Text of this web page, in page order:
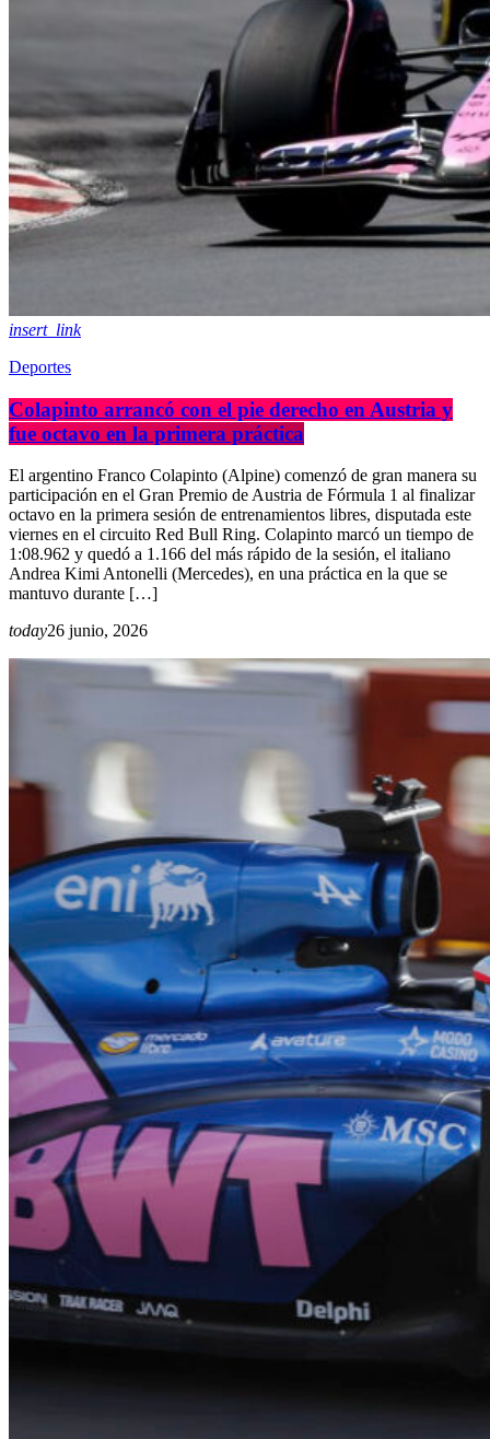
insert_link
Deportes
Colapinto arrancó con el pie derecho en Austria y
fue octavo en la primera práctica
El argentino Franco Colapinto (Alpine) comenzó de gran manera su
participación en el Gran Premio de Austria de Fórmula 1 al finalizar
octavo en la primera sesión de entrenamientos libres, disputada este
viernes en el circuito Red Bull Ring. Colapinto marcó un tiempo de
1:08.962 y quedó a 1.166 del más rápido de la sesión, el italiano
Andrea Kimi Antonelli (Mercedes), en una práctica en la que se
mantuvo durante […]
today26 junio, 2026